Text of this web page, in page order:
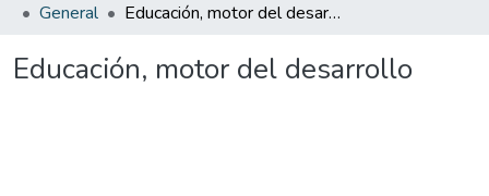
General
Educación, motor del desarrollo
Educación, motor del desarrollo